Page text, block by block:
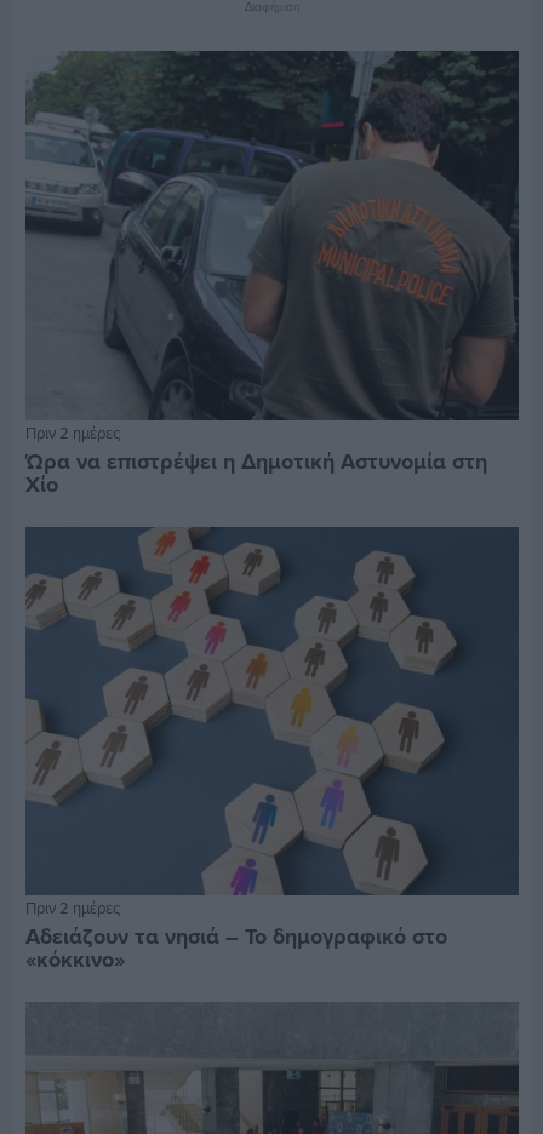
Διαφήμιση
Πριν 2 ημέρες
Ώρα να επιστρέψει η Δημοτική Αστυνομία στη
Χίο
Πριν 2 ημέρες
Αδειάζουν τα νησιά – Το δημογραφικό στο
«κόκκινο»